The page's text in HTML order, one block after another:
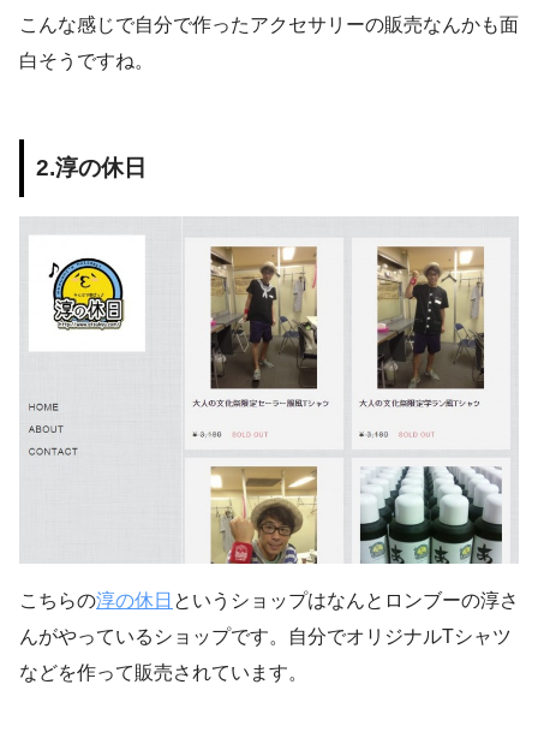
こんな感じで自分で作ったアクセサリーの販売なんかも面
白そうですね。
2.淳の休日
こちらの淳の休日 というショップはなんとロンブーの淳さ
んがやっているショップです。自分でオリジナルTシャツ
などを作って販売されています。